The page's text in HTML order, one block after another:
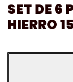
SET DE 6
HIERRO